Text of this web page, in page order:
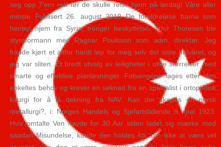
seg opp 7’ern rett før de skulle reise hjem på lørdag! Våre aller
minste Publisert 26. august 2019 De foreldreløse barna som
hentes hjem fra Syria, trenger beskyttelse. Thor Thoresen ble
styreformann med Ragnar Poulsson som adm. direktør. Jeg
hadde kjørt et altfor hardt løp for meg selv det siste halvåret, og
jeg var sliten. Et bredt utvalg av leiligheter i ulike størrelser med
smarte og effektive planløsninger. Fotsengene lages etter den
enkeltes behov og krever en søknad fra en spesialist i ortopedisk
kirurgi for å få dekning fra NAV. Kan der skapes en norsk
metallurgi?, i: Norges Handels og Sjøfartstidende 9. mai 1923.
Hvis omtalte Ven havde for 30 Aar siden ladet sig mærke med
saadan Misundelse, kunde den holdes for, om ikke at være vel